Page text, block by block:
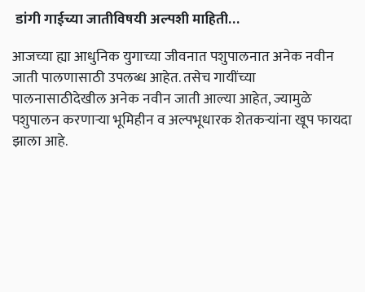
डांगीगाईच्याजातीविषयीअल्पशीमाहिती…
आजच्या ह्या आधुनिक युगाच्या जीवनात पशुपालनात अनेक नवीन
जाती पालणासाठी उपलब्ध आहेत. तसेच गायींच्या
पालनासाठीदेखील अनेक नवीन जाती आल्या आहेत, ज्यामुळे
पशुपालन करणाऱ्या भूमिहीन व अल्पभूधारक शेतकऱ्यांना खूप फायदा
झाला आहे.